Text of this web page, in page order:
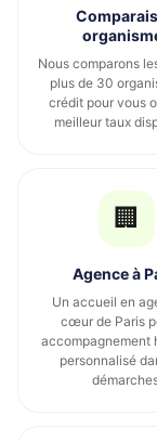
Nous comparons
plus de 30
crédit pour vous
meilleur taux
🏢
Agence à
Un accueil en
cœur de Paris
accompagnement
personnalisé